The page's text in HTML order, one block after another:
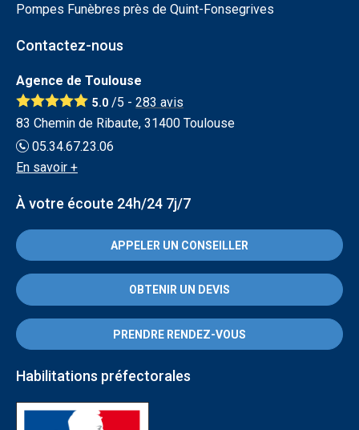
Pompes Funèbres près de Quint-Fonsegrives
Contactez-nous
Agence de Toulouse
5.0 /5 - 283 avis
83 Chemin de Ribaute, 31400 Toulouse
05.34.67.23.06
En savoir +
À votre écoute 24h/24 7j/7
APPELER UN CONSEILLER
OBTENIR UN DEVIS
PRENDRE RENDEZ-VOUS
Habilitations préfectorales